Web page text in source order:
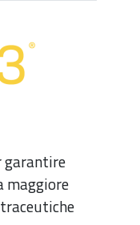
garantire
maggiore